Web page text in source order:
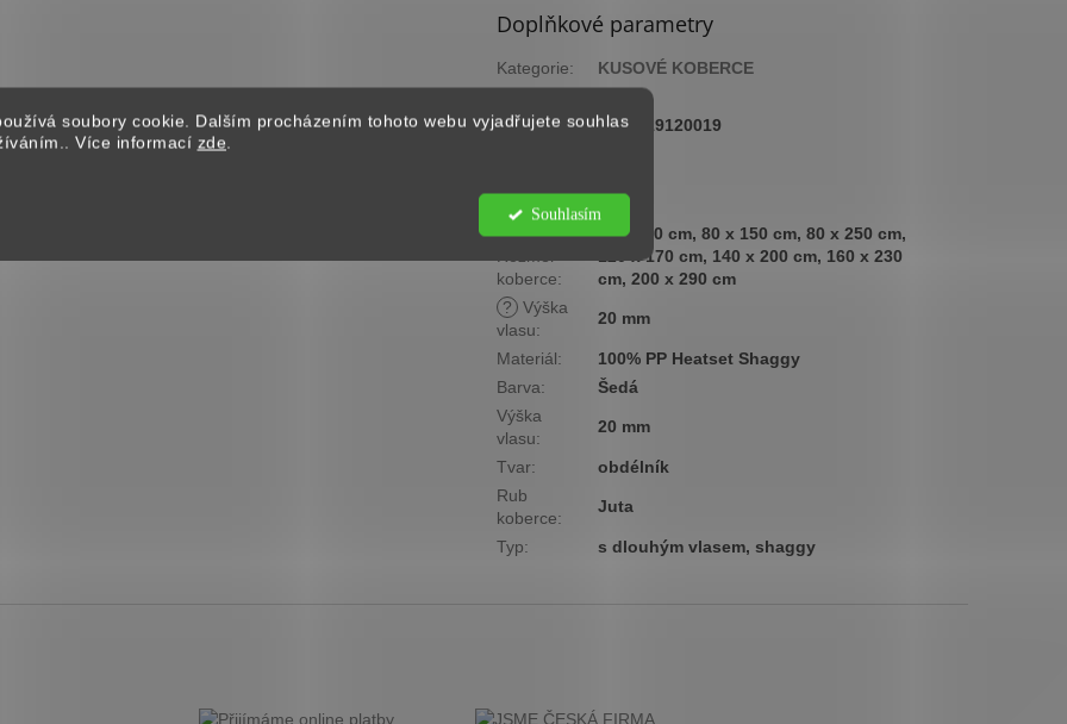
soubory cookie. Dalším procházením tohoto webu vyjadřujete souhlas
Více informací zde.
Souhlasím
Doplňkové parametry
Kategorie:
KUSOVÉ KOBERCE
2 roky
EAN:
4058819120019
skupina
:
Nízká
?
koberce:
60 x 110 cm, 80 x 150 cm, 80 x 250 cm,
120 x 170 cm, 140 x 200 cm, 160 x 230
cm, 200 x 290 cm
?
Výška
vlasu:
20 mm
Materiál:
100% PP Heatset Shaggy
Barva:
Šedá
Výška
vlasu:
20 mm
Tvar:
obdélník
Rub
koberce:
Juta
Typ: s dlouhým vlasem, shaggy